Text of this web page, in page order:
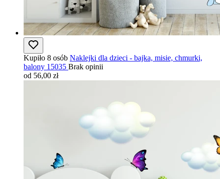
Kupiło 8 osób Naklejki dla dzieci - bajka, misie, chmurki,
balony 15035 Brak opinii
od 56,00 zł